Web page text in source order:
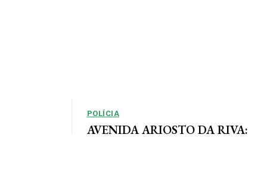
POLÍCIA
AVENIDA ARIOSTO DA RIVA: